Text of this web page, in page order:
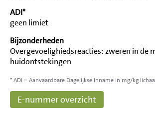
ADI*
geen limiet
Bijzonderheden
Overgevoelighiedsreacties: zweren in de
huidontstekingen
* ADI = Aanvaardbare Dagelijkse Inname in mg/kg
E-nummer overzicht